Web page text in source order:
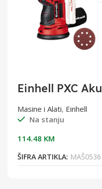
Einhell PXC Aku
brusilica TE-RS
18Li Solo
Eksecntrična
brusilica TE
Masine i Alati, Einhell
Na stanju
114.48 KM
ŠIFRA ARTIKLA: MAŠ0536